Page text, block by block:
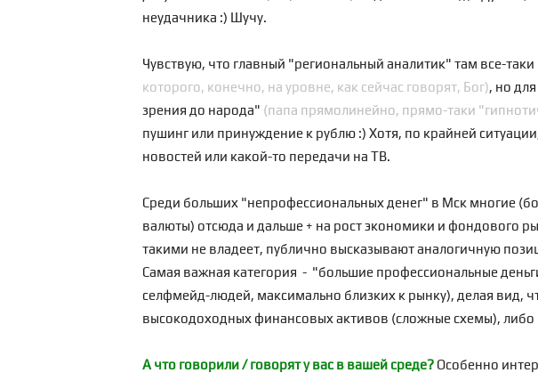
неудачника :) Шучу.
Чувствую, что главный "региональный аналитик" там все-таки
которого, конечно, на уровне, как сейчас говорят, Бог), но
зрения до народа" (папа прямолинейно, прямо-таки
пушинг или принуждение к рублю :) Хотя, по крайней
новостей или какой-то передачи на ТВ.
Среди больших "непрофессиональных денег" в Мск многие
валюты) отсюда и дальше + на рост экономики и фондового
такими не владеет, публично высказывают аналогичную
Самая важная категория - "большие профессиональные
селфмейд-людей, максимально близких к рынку), делая вид,
высокодоходных финансовых активов (сложные схемы), либо
А что говорили / говорят у вас в вашей среде? Особенно